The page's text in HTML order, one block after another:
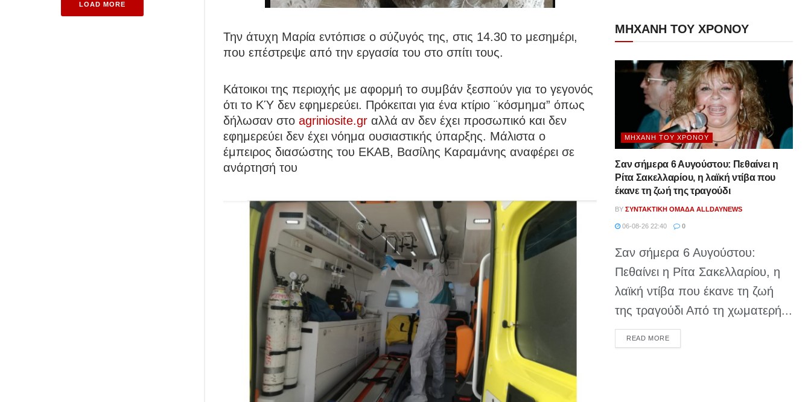
LOAD MORE
Την άτυχη Μαρία εντόπισε ο σύζυγός της, στις 14.30 το μεσημέρι,
που επέστρεψε από την εργασία του στο σπίτι τους.
Κάτοικοι της περιοχής με αφορμή το συμβάν ξεσπούν για το γεγονός
ότι το ΚΎ δεν εφημερεύει. Πρόκειται για ένα κτίριο ¨κόσμημα” όπως
δήλωσαν στο agriniosite.gr αλλά αν δεν έχει προσωπικό και δεν
εφημερεύει δεν έχει νόημα ουσιαστικής ύπαρξης. Μάλιστα ο
έμπειρος διασώστης του ΕΚΑΒ, Βασίλης Καραμάνης αναφέρει σε
ανάρτησή του
ΜΗΧΑΝΗ ΤΟΥ ΧΡΟΝΟΥ
ΜΗΧΑΝΉ ΤΟΥ ΧΡΌΝΟΥ
Σαν σήμερα 6 Αυγούστου: Πεθαίνει η
Ρίτα Σακελλαρίου, η λαϊκή ντίβα που
έκανε τη ζωή της τραγούδι
BY ΣΥΝΤΑΚΤΙΚΉ ΟΜΆΔΑ ALLDAYNEWS
06-08-26 22:40 0
Σαν σήμερα 6 Αυγούστου:
Πεθαίνει η Ρίτα Σακελλαρίου, η
λαϊκή ντίβα που έκανε τη ζωή
της τραγούδι Από τη χωματερή...
READ MOREDETAILS